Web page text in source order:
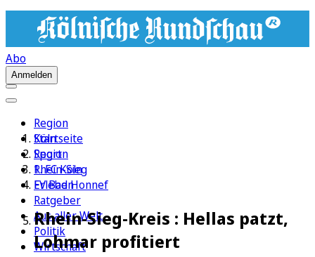
Abo
Anmelden
Region
Köln
Sport
1. FC Köln
Erleben
Ratgeber
Aus aller Welt
Politik
Wirtschaft
Startseite
Region
Rhein-Sieg
FV Bad Honnef
Rhein-Sieg-Kreis : Hellas patzt,
Lohmar profitiert